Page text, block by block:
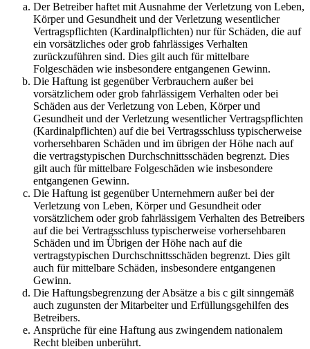
Der Betreiber haftet mit Ausnahme der Verletzung von Leben,
Körper und Gesundheit und der Verletzung wesentlicher
Vertragspflichten (Kardinalpflichten) nur für Schäden, die auf
ein vorsätzliches oder grob fahrlässiges Verhalten
zurückzuführen sind. Dies gilt auch für mittelbare
Folgeschäden wie insbesondere entgangenen Gewinn.
Die Haftung ist gegenüber Verbrauchern außer bei
vorsätzlichem oder grob fahrlässigem Verhalten oder bei
Schäden aus der Verletzung von Leben, Körper und
Gesundheit und der Verletzung wesentlicher Vertragspflichten
(Kardinalpflichten) auf die bei Vertragsschluss typischerweise
vorhersehbaren Schäden und im übrigen der Höhe nach auf
die vertragstypischen Durchschnittsschäden begrenzt. Dies
gilt auch für mittelbare Folgeschäden wie insbesondere
entgangenen Gewinn.
Die Haftung ist gegenüber Unternehmern außer bei der
Verletzung von Leben, Körper und Gesundheit oder
vorsätzlichem oder grob fahrlässigem Verhalten des Betreibers
auf die bei Vertragsschluss typischerweise vorhersehbaren
Schäden und im Übrigen der Höhe nach auf die
vertragstypischen Durchschnittsschäden begrenzt. Dies gilt
auch für mittelbare Schäden, insbesondere entgangenen
Gewinn.
Die Haftungsbegrenzung der Absätze a bis c gilt sinngemäß
auch zugunsten der Mitarbeiter und Erfüllungsgehilfen des
Betreibers.
Ansprüche für eine Haftung aus zwingendem nationalem
Recht bleiben unberührt.